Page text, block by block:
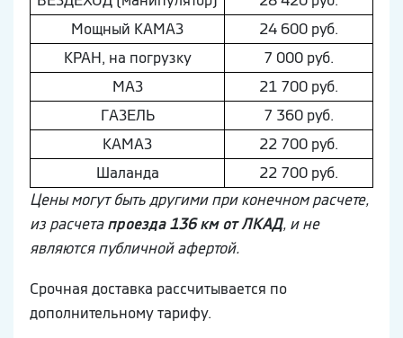
Мощный КAМAЗ
24 600 руб.
КРАН, на погрузку
7 000 руб.
МAЗ
21 700 руб.
ГAЗEЛЬ
7 360 руб.
КAМAЗ
22 700 руб.
Шaлaнда
22 700 руб.
Цены могут быть другими при конечном расчете,
из расчетапроезда 136 км от ЛКАД, и не
являются публичной афертой.
Срочная доставка рассчитывается по
дополнительному тарифу.